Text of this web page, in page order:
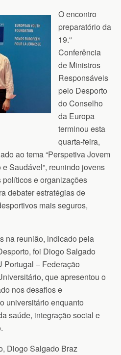
O encontro
preparatório da
19.ª
Conferência
de Ministros
Responsáveis
pelo Desporto
do Conselho
da Europa
terminou esta
quarta-feira,
ao tema “Perspetiva Jovem
Saudável”, reunindo jovens
políticos e organizações
debater estratégias de
mais seguros,
na reunião, indicado pela
foi Diogo Salgado
Portugal – Federação
que apresentou o
nos desafios e
universitário enquanto
saúde, integração social e
Diogo Salgado Braz